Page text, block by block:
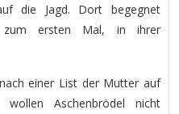
die Jagd. Dort begegnet
zum ersten Mal, in ihrer
einer List der Mutter auf
Aschenbrödel nicht